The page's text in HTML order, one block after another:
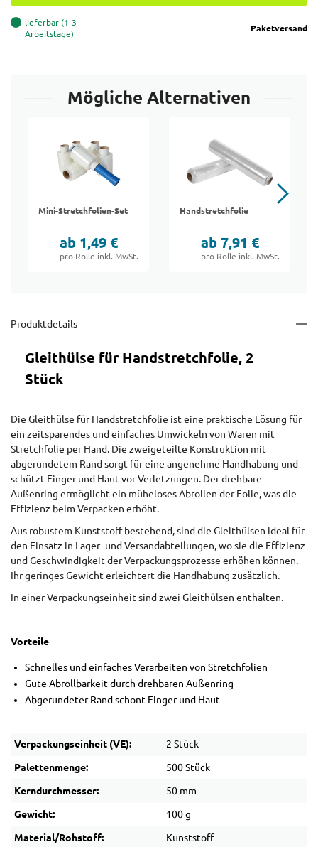
lieferbar (1-3
Arbeitstage)
Paketversand
Mögliche Alternativen
Mini-Stretchfolien-Set
ab 1,49 €
pro Rolle inkl. MwSt.
Handstretchfolie
ab 7,91 €
pro Rolle inkl. MwSt.
Produktdetails
Gleithülse für Handstretchfolie, 2
Stück
Die Gleithülse für Handstretchfolie ist eine praktische Lösung für
ein zeitsparendes und einfaches Umwickeln von Waren mit
Stretchfolie per Hand. Die zweigeteilte Konstruktion mit
abgerundetem Rand sorgt für eine angenehme Handhabung und
schützt Finger und Haut vor Verletzungen. Der drehbare
Außenring ermöglicht ein müheloses Abrollen der Folie, was die
Effizienz beim Verpacken erhöht.
Aus robustem Kunststoff bestehend, sind die Gleithülsen ideal für
den Einsatz in Lager- und Versandabteilungen, wo sie die Effizienz
und Geschwindigkeit der Verpackungsprozesse erhöhen können.
Ihr geringes Gewicht erleichtert die Handhabung zusätzlich.
In einer Verpackungseinheit sind zwei Gleithülsen enthalten.
Vorteile
Schnelles und einfaches Verarbeiten von Stretchfolien
Gute Abrollbarkeit durch drehbaren Außenring
Abgerundeter Rand schont Finger und Haut
Verpackungseinheit (VE): 2 Stück
Palettenmenge: 500 Stück
Kerndurchmesser: 50 mm
Gewicht: 100 g
Material/Rohstoff: Kunststoff